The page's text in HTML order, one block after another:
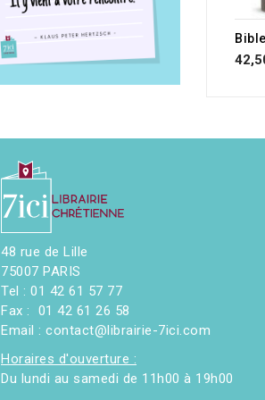
48 rue de Lille
75007 PARIS
Tel : 01 42 61 57 77
Fax : 01 42 61 26 58
Email : contact@librairie-7ici.com
Horaires d'ouverture :
Du lundi au samedi de 11h00 à 19h00